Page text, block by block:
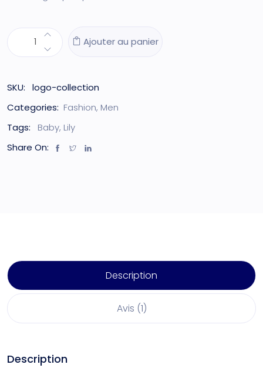
Ajouter au panier
SKU:
logo-collection
Categories: Fashion, Men
Tags:
Baby, Lily
Share On:
Description
Avis (1)
Description